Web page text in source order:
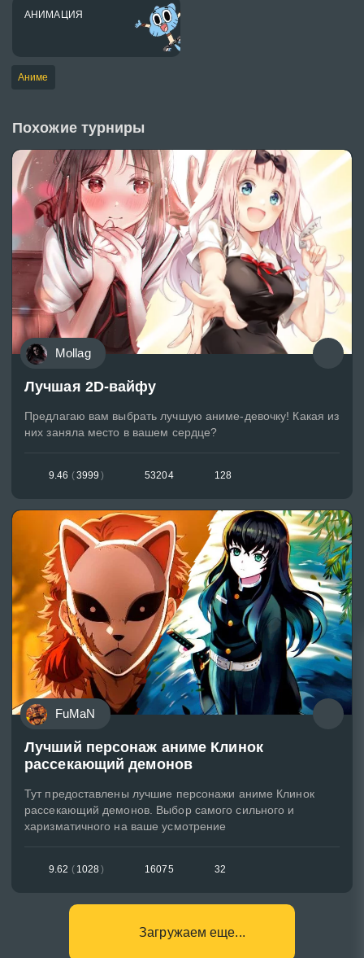
АНИМАЦИЯ
Аниме
Похожие турниры
Mollag
Лучшая 2D-вайфу
Предлагаю вам выбрать лучшую аниме-девочку! Какая из
них заняла место в вашем сердце?
9.46 (3999 ) 53204 128
FuMaN
Лучший персонаж аниме Клинок
рассекающий демонов
Тут предоставлены лучшие персонажи аниме Клинок
рассекающий демонов. Выбор самого сильного и
харизматичного на ваше усмотрение
9.62 ( 1028) 16075 32
Загружаем еще...